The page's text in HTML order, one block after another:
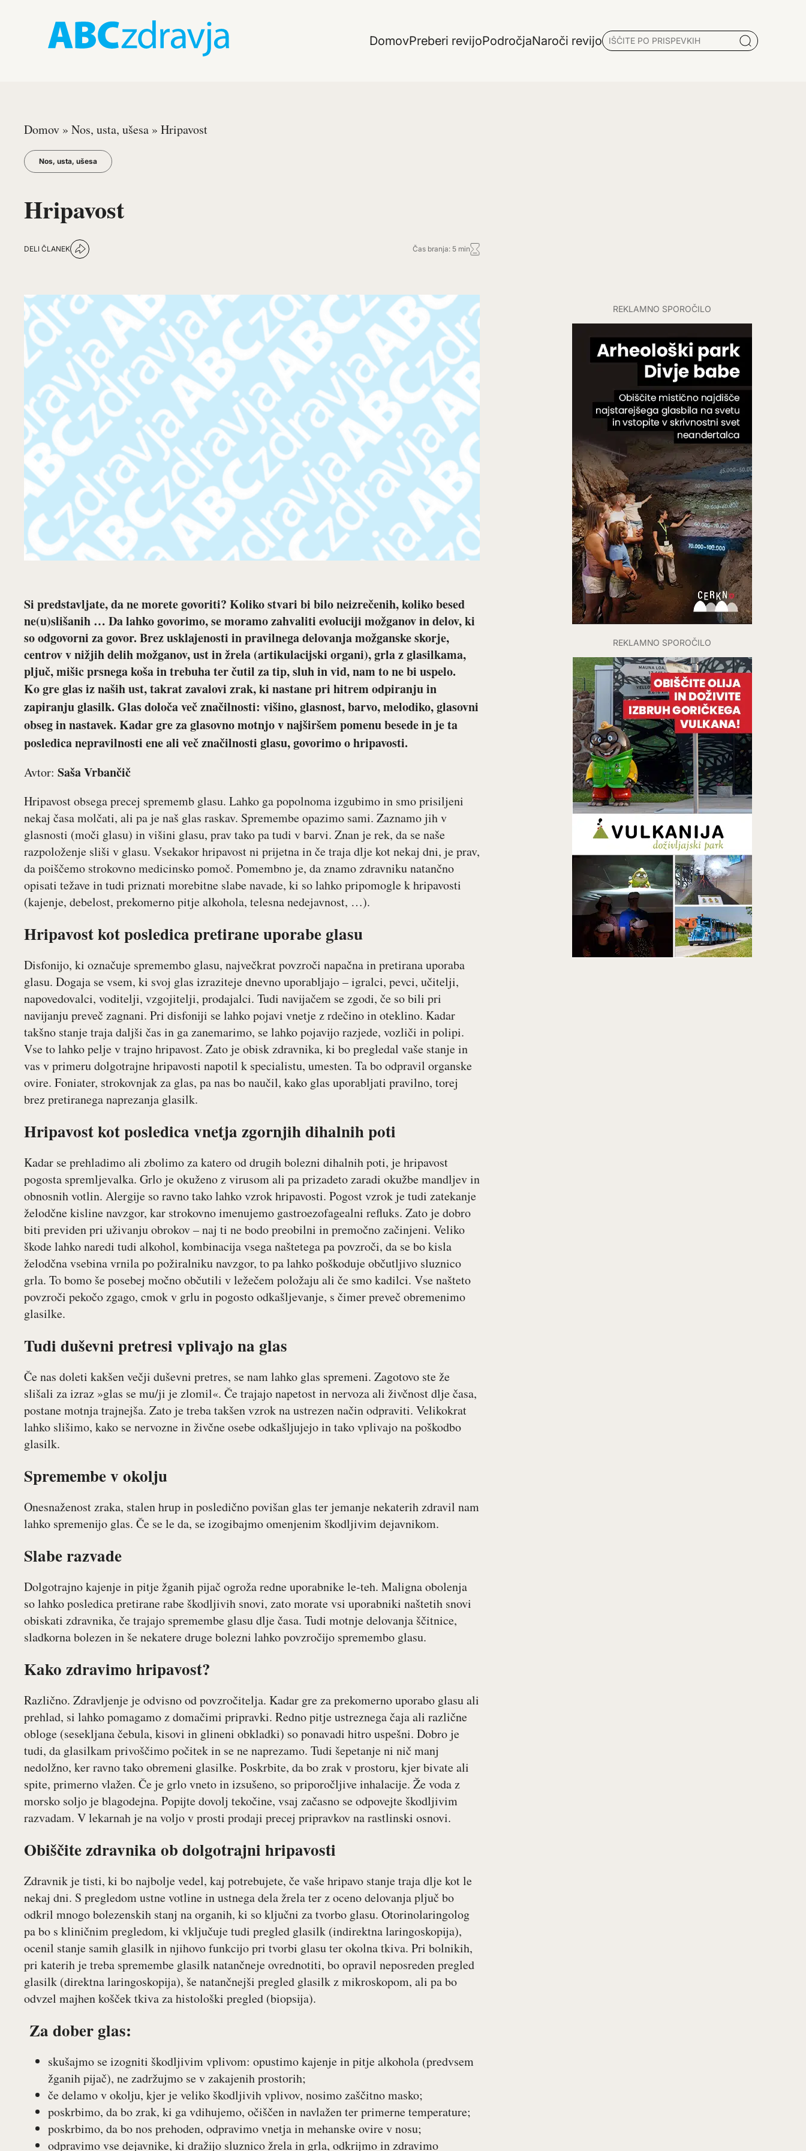
DomovPreberi revijoPodročjaNaroči revijo
Domov » Nos, usta, ušesa » Hripavost
Nos, usta, ušesa
Hripavost
DELI ČLANEK Čas branja: 5 min
Si predstavljate, da ne morete govoriti? Koliko stvari bi bilo neizrečenih, koliko besed
ne(u)slišanih … Da lahko govorimo, se moramo zahvaliti evoluciji možganov in delov, ki
so odgovorni za govor. Brez usklajenosti in pravilnega delovanja možganske skorje,
centrov v nižjih delih možganov, ust in žrela (artikulacijski organi), grla z glasilkama,
pljuč, mišic prsnega koša in trebuha ter čutil za tip, sluh in vid, nam to ne bi uspelo.
Ko gre glas iz naših ust, takrat zavalovi zrak, ki nastane pri hitrem odpiranju in
zapiranju glasilk. Glas določa več značilnosti: višino, glasnost, barvo, melodiko, glasovni
obseg in nastavek. Kadar gre za glasovno motnjo v najširšem pomenu besede in je ta
posledica nepravilnosti ene ali več značilnosti glasu, govorimo ohripavosti.
Avtor: Saša Vrbančič
Hripavost obsega precej sprememb glasu. Lahko ga popolnoma izgubimo in smo prisiljeni
nekaj časa molčati, ali pa je naš glas raskav. Spremembe opazimo sami. Zaznamo jih v
glasnosti (moči glasu) in višini glasu, prav tako pa tudi v barvi. Znan je rek, da se naše
razpoloženje sliši v glasu. Vsekakor hripavost ni prijetna in če traja dlje kot nekaj dni, je prav,
da poiščemo strokovno medicinsko pomoč. Pomembno je, da znamo zdravniku natančno
opisati težave in tudi priznati morebitne slabe navade, ki so lahko pripomogle k hripavosti
(kajenje, debelost, prekomerno pitje alkohola, telesna nedejavnost, …).
Hripavost kot posledica pretirane uporabe glasu
Disfonijo, ki označuje spremembo glasu, največkrat povzroči napačna in pretirana uporaba
glasu. Dogaja se vsem, ki svoj glas izraziteje dnevno uporabljajo – igralci, pevci, učitelji,
napovedovalci, voditelji, vzgojitelji, prodajalci. Tudi navijačem se zgodi, če so bili pri
navijanju preveč zagnani. Pri disfoniji se lahko pojavi vnetje z rdečino in oteklino. Kadar
takšno stanje traja daljši čas in ga zanemarimo, se lahko pojavijo razjede, vozliči in polipi.
Vse to lahko pelje v trajno hripavost. Zato je obisk zdravnika, ki bo pregledal vaše stanje in
vas v primeru dolgotrajne hripavosti napotil k specialistu, umesten. Ta bo odpravil organske
ovire. Foniater, strokovnjak za glas, pa nas bo naučil, kako glas uporabljati pravilno, torej
brez pretiranega naprezanja glasilk.
Hripavost kot posledica vnetja zgornjih dihalnih poti
Kadar se prehladimo ali zbolimo za katero od drugih bolezni dihalnih poti, je hripavost
pogosta spremljevalka. Grlo je okuženo z virusom ali pa prizadeto zaradi okužbe mandljev in
obnosnih votlin. Alergije so ravno tako lahko vzrok hripavosti. Pogost vzrok je tudi zatekanje
želodčne kisline navzgor, kar strokovno imenujemo gastroezofagealni refluks. Zato je dobro
biti previden pri uživanju obrokov – naj ti ne bodo preobilni in premočno začinjeni. Veliko
škode lahko naredi tudi alkohol, kombinacija vsega naštetega pa povzroči, da se bo kisla
želodčna vsebina vrnila po požiralniku navzgor, to pa lahko poškoduje občutljivo sluznico
grla. To bomo še posebej močno občutili v ležečem položaju ali če smo kadilci. Vse našteto
povzroči pekočo zgago, cmok v grlu in pogosto odkašljevanje, s čimer preveč obremenimo
glasilke.
Tudi duševni pretresi vplivajo na glas
Če nas doleti kakšen večji duševni pretres, se nam lahko glas spremeni. Zagotovo ste že
slišali za izraz »glas se mu/ji je zlomil«. Če trajajo napetost in nervoza ali živčnost dlje časa,
postane motnja trajnejša. Zato je treba takšen vzrok na ustrezen način odpraviti. Velikokrat
lahko slišimo, kako se nervozne in živčne osebe odkašljujejo in tako vplivajo na poškodbo
glasilk.
Spremembe v okolju
Onesnaženost zraka, stalen hrup in posledično povišan glas ter jemanje nekaterih zdravil nam
lahko spremenijo glas. Če se le da, se izogibajmo omenjenim škodljivim dejavnikom.
Slabe razvade
Dolgotrajno kajenje in pitje žganih pijač ogroža redne uporabnike le-teh. Maligna obolenja
so lahko posledica pretirane rabe škodljivih snovi, zato morate vsi uporabniki naštetih snovi
obiskati zdravnika, če trajajo spremembe glasu dlje časa. Tudi motnje delovanja ščitnice,
sladkorna bolezen in še nekatere druge bolezni lahko povzročijo spremembo glasu.
Kako zdravimo hripavost?
Različno. Zdravljenje je odvisno od povzročitelja. Kadar gre za prekomerno uporabo glasu ali
prehlad, si lahko pomagamo z domačimi pripravki. Redno pitje ustreznega čaja ali različne
obloge (sesekljana čebula, kisovi in glineni obkladki) so ponavadi hitro uspešni. Dobro je
tudi, da glasilkam privoščimo počitek in se ne naprezamo. Tudi šepetanje ni nič manj
nedolžno, ker ravno tako obremeni glasilke. Poskrbite, da bo zrak v prostoru, kjer bivate ali
spite, primerno vlažen. Če je grlo vneto in izsušeno, so priporočljive inhalacije. Že voda z
morsko soljo je blagodejna. Popijte dovolj tekočine, vsaj začasno se odpovejte škodljivim
razvadam. V lekarnah je na voljo v prosti prodaji precej pripravkov na rastlinski osnovi.
Obiščite zdravnika ob dolgotrajni hripavosti
Zdravnik je tisti, ki bo najbolje vedel, kaj potrebujete, če vaše hripavo stanje traja dlje kot le
nekaj dni. S pregledom ustne votline in ustnega dela žrela ter z oceno delovanja pljuč bo
odkril mnogo bolezenskih stanj na organih, ki so ključni za tvorbo glasu. Otorinolaringolog
pa bo s kliničnim pregledom, ki vključuje tudi pregled glasilk (indirektna laringoskopija),
ocenil stanje samih glasilk in njihovo funkcijo pri tvorbi glasu ter okolna tkiva. Pri bolnikih,
pri katerih je treba spremembe glasilk natančneje ovrednotiti, bo opravil neposreden pregled
glasilk (direktna laringoskopija), še natančnejši pregled glasilk z mikroskopom, ali pa bo
odvzel majhen košček tkiva za histološki pregled (biopsija).
Za dober glas:
skušajmo se izogniti škodljivim vplivom: opustimo kajenje in pitje alkohola (predvsem
žganih pijač), ne zadržujmo se v zakajenih prostorih;
če delamo v okolju, kjer je veliko škodljivih vplivov, nosimo zaščitno masko;
poskrbimo, da bo zrak, ki ga vdihujemo, očiščen in navlažen ter primerne temperature;
poskrbimo, da bo nos prehoden, odpravimo vnetja in mehanske ovire v nosu;
odpravimo vse dejavnike, ki dražijo sluznico žrela in grla, odkrijmo in zdravimo
REKLAMNO SPOROČILO
REKLAMNO SPOROČILO